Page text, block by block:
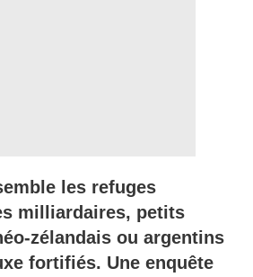
les refuges
milliardaires, petits
zélandais ou argentins
fortifiés. Une enquête